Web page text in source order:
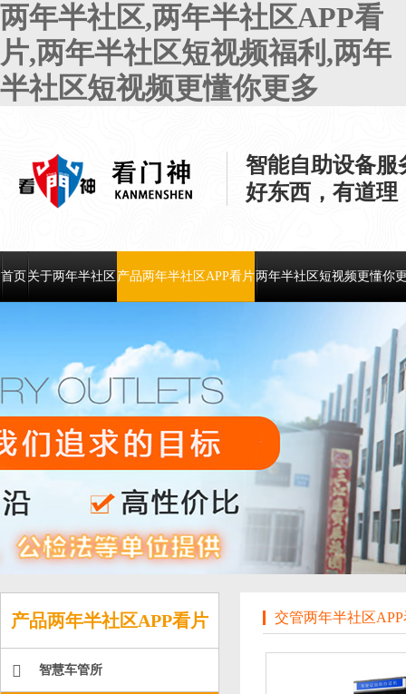
两年半社区,两年半社区APP看
片,两年半社区短视频福利,两年
半社区短视频更懂你更多
智能自助设备服
好东西，有道理
首页关于两年半社区 产品两年半社区APP看片两年半社区短视频更懂你
产品两年半社区APP看片
智慧车管所
交管两年半社区